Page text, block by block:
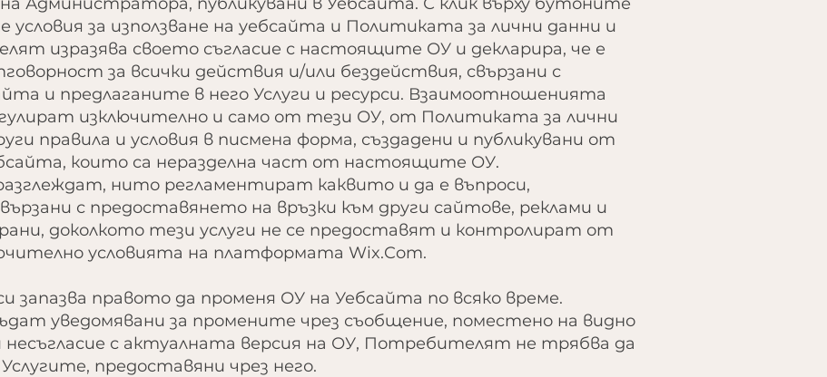
за използване на уебсайта и Политиката за лични данни и
изразява своето съгласие с настоящите ОУ и декларира, че е
за всички действия и/или бездействия, свързани с
и предлаганите в него Услуги и ресурси. Взаимоотношенията
изключително и само от тези ОУ, от Политиката за лични
правила и условия в писмена форма, създадени и публикувани от
които са неразделна част от настоящите ОУ.
нито регламентират каквито и да е въпроси,
с предоставянето на връзки към други сайтове, реклами и
доколкото тези услуги не се предоставят и контролират от
условията на платформата Wix.Com.
правото да променя ОУ на Уебсайта по всяко време.
уведомявани за промените чрез съобщение, поместено на видно
с актуалната версия на ОУ, Потребителят не трябва да
предоставяни чрез него.